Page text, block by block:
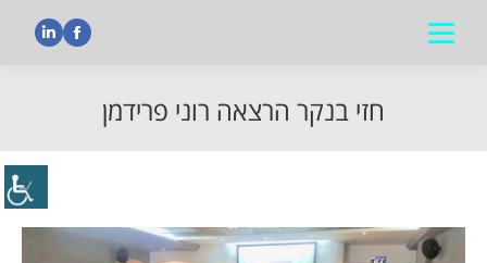
חזי בנקר הרצאה רוני פרידמן